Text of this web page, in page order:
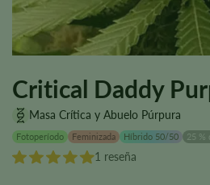
Critical Daddy
Masa Crítica y Abuelo Púrpura
Fotoperíodo Feminizada Híbrido 50/50 25 %
1 reseña